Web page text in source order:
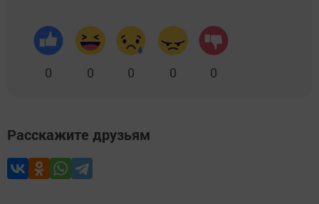
0 0 0 0 0
Расскажите друзьям